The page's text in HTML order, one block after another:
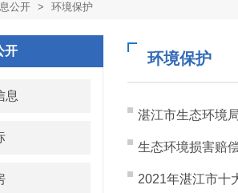
公开 > 环境保护
开
息
环境保护
湛江市生态环境
生态环境损害赔
2021年湛江市十